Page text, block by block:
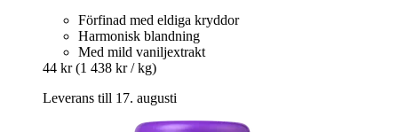
Förfinad med eldiga kryddor
Harmonisk blandning
Med mild vaniljextrakt
44 kr (1 438 kr / kg)
Leverans till 17. augusti